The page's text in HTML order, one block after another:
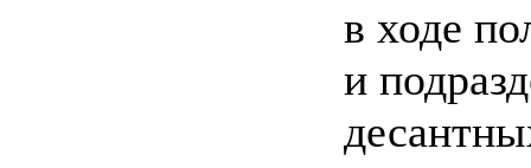
в ходе
и